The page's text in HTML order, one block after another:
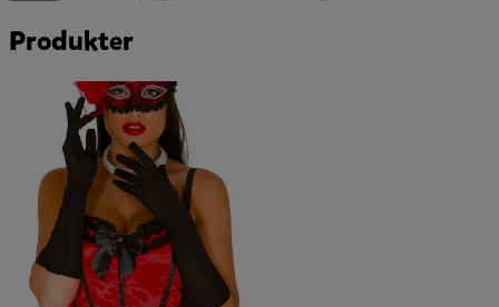
Produkter